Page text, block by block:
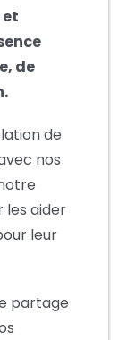
de
de
nos
les aider
leur
partage